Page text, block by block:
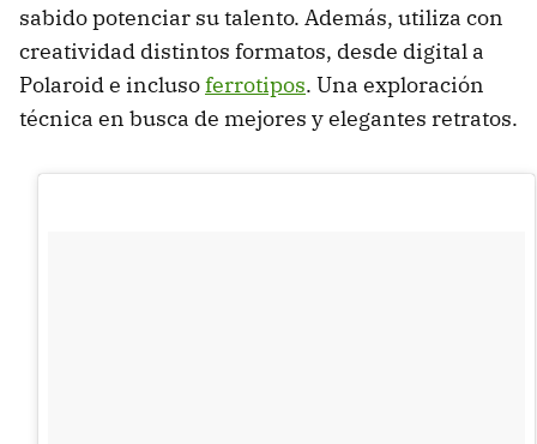
sabido potenciar su talento. Además, utiliza con
creatividad distintos formatos, desde digital a
Polaroid e inclusoferrotipos. Una exploración
técnica en busca de mejores y elegantes retratos.